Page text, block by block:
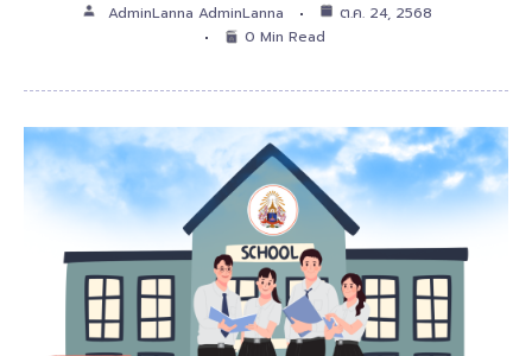
AdminLanna AdminLanna
ต.ค. 24, 2568
0 Min Read